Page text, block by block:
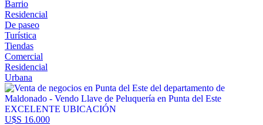
Barrio
Residencial
De paseo
Turística
Tiendas
Comercial
Residencial
Urbana
U$S 16.000